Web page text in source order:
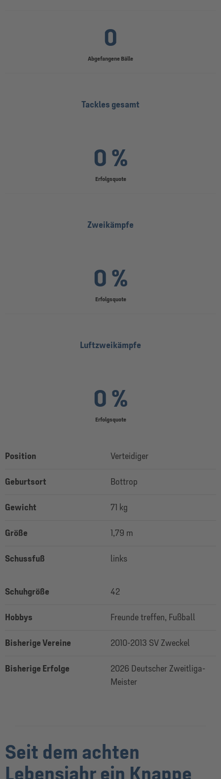
Abgefangene Bälle
0
Tackles gesamt
Erfolgsquote
0 %
Zweikämpfe
Erfolgsquote
0 %
Luftzweikämpfe
Erfolgsquote
0 %
Position Verteidiger
Geburtsort Bottrop
Gewicht 71 kg
Größe 1,79 m
Schussfuß links
Schuhgröße 42
Hobbys Freunde treffen, Fußball
Bisherige Vereine 2010-2013 SV Zweckel
Bisherige Erfolge
2026 Deutscher Zweitliga-
Meister
Seit dem achten
Lebensjahr ein Knappe